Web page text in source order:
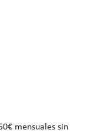
mensuales sin